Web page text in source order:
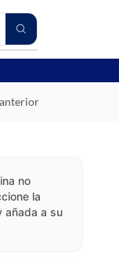
no
la
añada a su